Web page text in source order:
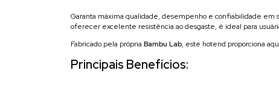
Garanta máxima qualidade, desempenho e confiabilidade em
oferecer excelente resistência ao desgaste, é ideal para
Fabricado pela própria Bambu Lab, este hotend proporciona
Principais Benefícios: